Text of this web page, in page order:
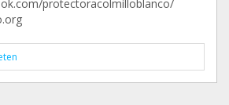
protectoracolmilloblanco/